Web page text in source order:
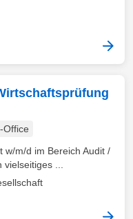
Office
w/m/d im Bereich Audit /
...